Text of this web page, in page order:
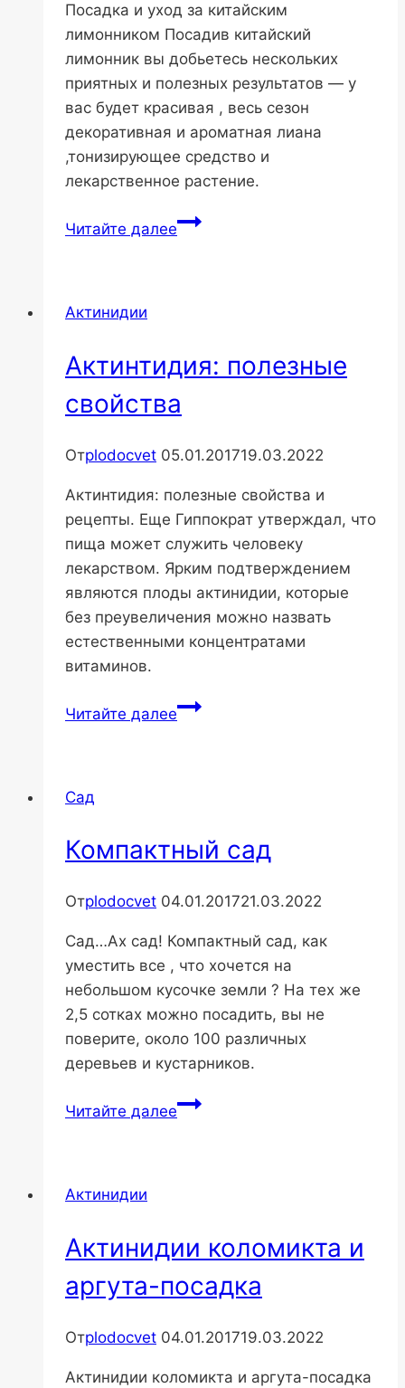
Посадка и уход за китайским
лимонником Посадив китайский
лимонник вы добьетесь нескольких
приятных и полезных результатов — у
вас будет красивая , весь сезон
декоративная и ароматная лиана
,тонизирующее средство и
лекарственное растение.
Читайте далееПосадка
Актинидии
Актинтидия: полезные
свойства
Отplodocvet 05.01.201719.03.2022
Актинтидия: полезные свойства и
рецепты. Еще Гиппократ утверждал, что
пища может служить человеку
лекарством. Ярким подтверждением
являются плоды актинидии, которые
без преувеличения можно назвать
естественными концентратами
витаминов.
Читайте далееАктинтидия:
Сад
Компактный сад
Отplodocvet 04.01.201721.03.2022
Сад…Ах сад! Компактный сад, как
уместить все , что хочется на
небольшом кусочке земли ? На тех же
2,5 сотках можно посадить, вы не
поверите, около 100 различных
деревьев и кустарников.
Читайте далееКомпактный
Актинидии
Актинидии коломикта и
аргута-посадка
Отplodocvet 04.01.201719.03.2022
Актинидии коломикта и аргута-посадка